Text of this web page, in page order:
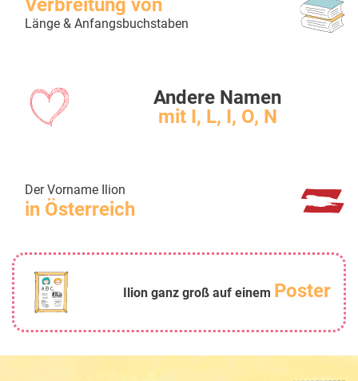
Verbreitung von
Länge & Anfangsbuchstaben
Andere Namen
mit I, L, I, O, N
Der Vorname Ilion
in Österreich
Ilion ganz groß auf einem Poster